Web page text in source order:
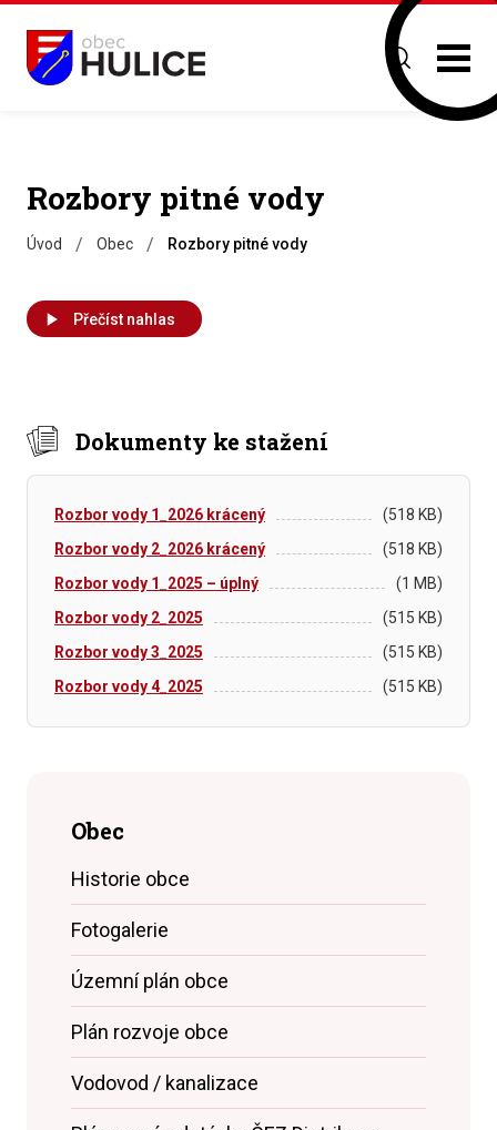
Rozbory pitné vody
Úvod / Obec / Rozbory pitné vody
Přečíst nahlas
Dokumenty ke stažení
Rozbor vody 1_2026 krácený
(518 KB)
Rozbor vody 2_2026 krácený
(518 KB)
Rozbor vody 1_2025 – úplný
(1 MB)
Rozbor vody 2_2025
(515 KB)
Rozbor vody 3_2025
(515 KB)
Rozbor vody 4_2025
(515 KB)
Obec
Historie obce
Fotogalerie
Územní plán obce
Plán rozvoje obce
Vodovod / kanalizace